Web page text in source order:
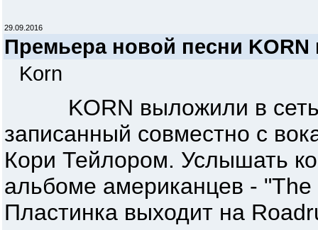
29.09.2016
Премьера новой песни KORN
Korn
KORN выложили в сеть
записанный совместно с
Кори Тейлором. Услышать
альбоме американцев -
Пластинка выходит на